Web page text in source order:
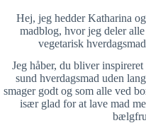
Hej, jeg hedder Katharina
madblog, hvor jeg deler
vegetarisk
Jeg håber, du bliver
sund hverdagsmad uden
smager godt og som alle ved
især glad for at lave mad